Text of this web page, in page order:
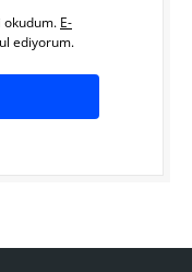
okudum. E-
ediyorum.